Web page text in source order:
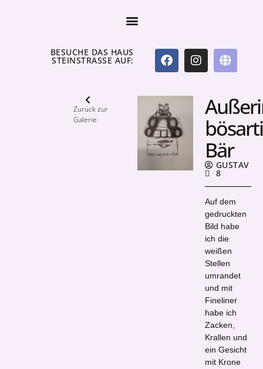
BESUCHE DAS HAUS
STEINSTRASSE AUF:
Zurück zur
Galerie
Bär
GUSTAV
8
Auf dem
gedruckten
Bild habe
ich die
weißen
Stellen
umrandet
und mit
Fineliner
habe ich
Zacken,
Krallen und
ein Gesicht
mit Krone